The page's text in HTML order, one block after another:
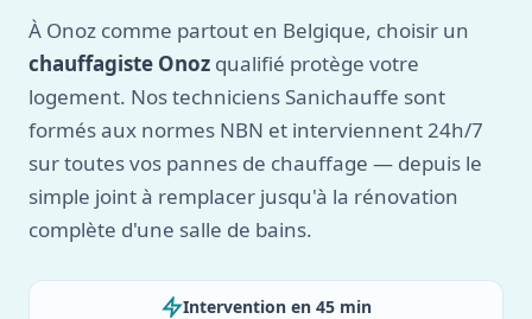
À Onoz comme partout en Belgique, choisir un
chauffagiste Onoz qualifié protège votre
logement. Nos techniciens Sanichauffe sont
formés aux normes NBN et interviennent 24h/7
sur toutes vos pannes de chauffage — depuis le
simple joint à remplacer jusqu'à la rénovation
complète d'une salle de bains.
Intervention en 45 min